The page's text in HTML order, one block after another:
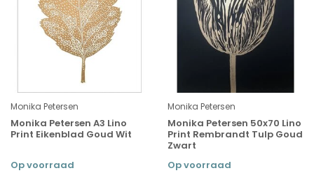
Monika Petersen
Monika Petersen A3 Lino
Print Eikenblad Goud Wit
Op voorraad
Monika Petersen
Monika Petersen 50x70 Lino
Print Rembrandt Tulp Goud
Zwart
Op voorraad